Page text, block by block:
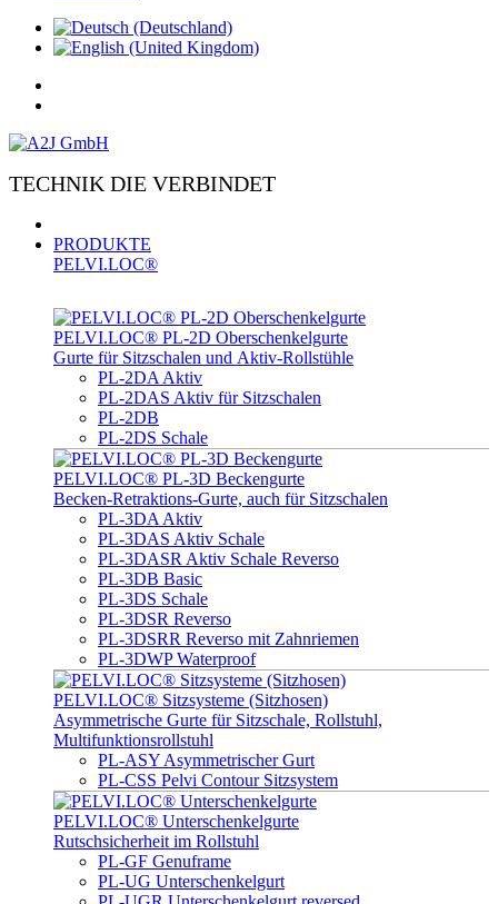
TECHNIK DIE VERBINDET
PRODUKTE
PELVI.LOC®
PELVI.LOC® PL-­2D Oberschenkelgurte
Gurte für Sitzschalen und Aktiv-Rollstühle
PL-2DA Aktiv
PL-2DAS Aktiv für Sitzschalen
PL-2DB
PL-2DS Schale
PELVI.LOC® PL-3D Beckengurte
Becken-Retraktions-Gurte, auch für Sitzschalen
PL-3DA Aktiv
PL-3DAS Aktiv Schale
PL-3DASR Aktiv Schale Reverso
PL-3DB Basic
PL-3DS Schale
PL-3DSR Reverso
PL-3DSRR Reverso mit Zahnriemen
PL-3DWP Waterproof
PELVI.LOC® Sitzsysteme (Sitzhosen)
Asymmetrische Gurte für Sitzschale, Rollstuhl,
Multifunktionsrollstuhl
PL-ASY Asymmetrischer Gurt
PL-CSS Pelvi Contour Sitzsystem
PELVI.LOC® Unterschenkelgurte
Rutschsicherheit im Rollstuhl
PL-GF Genuframe
PL-UG Unterschenkelgurt